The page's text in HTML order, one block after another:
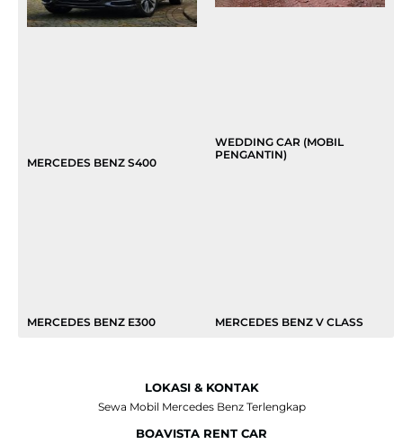
MERCEDES BENZ S400
WEDDING CAR (MOBIL
PENGANTIN)
MERCEDES BENZ E300 MERCEDES BENZ V CLASS
LOKASI & KONTAK
Sewa Mobil Mercedes Benz Terlengkap
BOAVISTA RENT CAR